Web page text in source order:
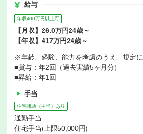
給与
年収400万円以上可
【月収】26.0万円24歳～
【年収】417万円24歳～
※年齢、経験、能力を考慮のうえ、規定に
■賞与：年2回（過去実績5ヶ月分）
■昇給：年1回
手当
住宅補助（手当）あり
通勤手当
住宅手当(上限50,000円)